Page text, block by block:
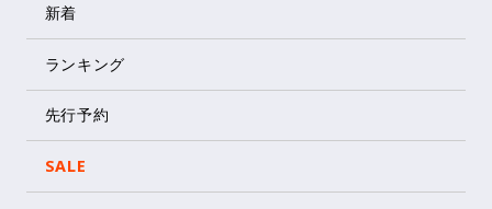
新着
ランキング
先行予約
SALE